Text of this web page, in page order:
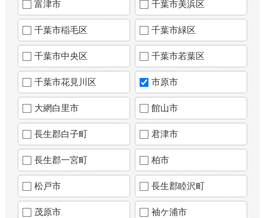
富津市 千葉市美浜区
千葉市稲毛区 千葉市緑区
千葉市中央区 千葉市若葉区
千葉市花見川区 市原市
大網白里市 館山市
長生郡白子町 君津市
長生郡一宮町 柏市
松戸市 長生郡睦沢町
茂原市 袖ケ浦市